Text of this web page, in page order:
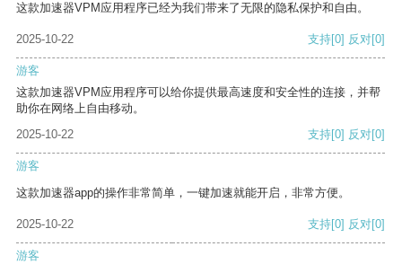
这款加速器VPM应用程序已经为我们带来了无限的隐私保护和自由。
2025-10-22 支持[0] 反对[0]
游客
这款加速器VPM应用程序可以给你提供最高速度和安全性的连接，并帮
助你在网络上自由移动。
2025-10-22
支持[0] 反对[0]
游客
这款加速器app的操作非常简单，一键加速就能开启，非常方便。
2025-10-22 支持[0] 反对[0]
游客